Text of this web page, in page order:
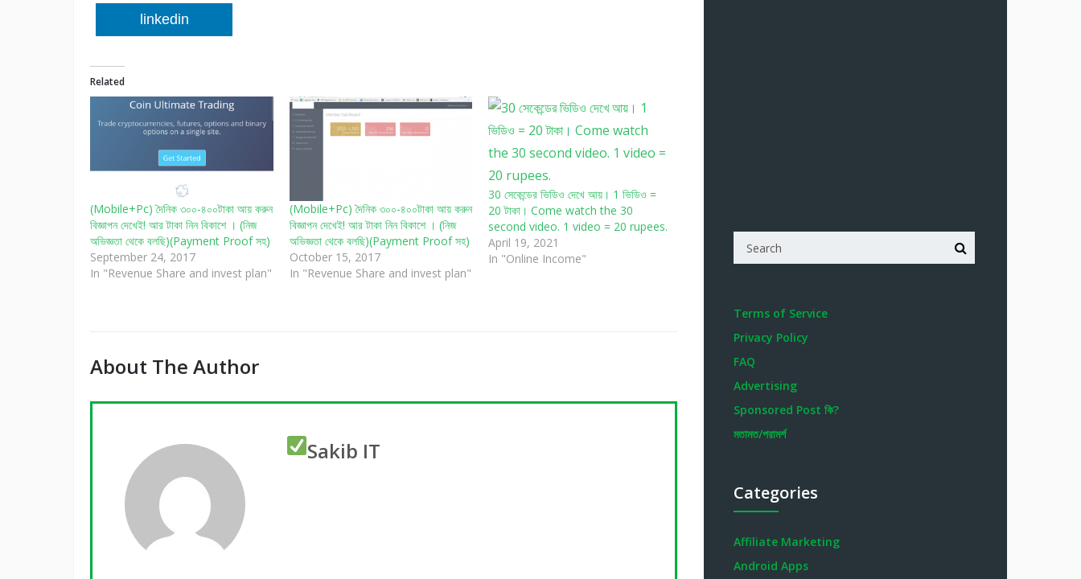
linkedin
Related
(Mobile+Pc) দৈনিক ৩০০-৪০০টাকা আয় করুন
বিজ্ঞাপন দেখেই! আর টাকা নিন বিকাশে । (নিজ
অভিজ্ঞতা থেকে বলছি)(Payment Proof সহ)
September 24, 2017
In "Revenue Share and invest plan"
(Mobile+Pc) দৈনিক ৩০০-৪০০টাকা আয় করুন
বিজ্ঞাপন দেখেই! আর টাকা নিন বিকাশে । (নিজ
অভিজ্ঞতা থেকে বলছি)(Payment Proof সহ)
October 15, 2017
In "Revenue Share and invest plan"
30 সেকেন্ডের ভিডিও দেখে আয়। 1 ভিডিও =
20 টাকা। Come watch the 30
second video. 1 video = 20 rupees.
April 19, 2021
In "Online Income"
About The Author
Sakib IT
Terms of Service
Privacy Policy
FAQ
Advertising
Sponsored Post কি?
মতামত/পরামর্শ
Categories
Affiliate Marketing
Android Apps